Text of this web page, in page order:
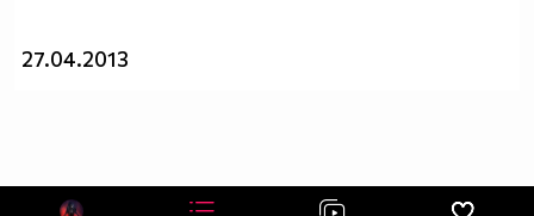
27.04.2013